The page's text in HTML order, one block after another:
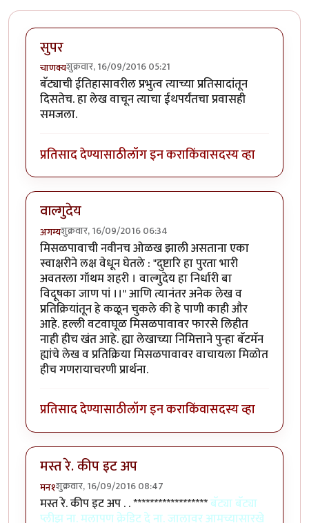
सुपर
चाणक्यशुक्रवार, 16/09/2016 05:21
बॅट्याची ईतिहासावरील प्रभुत्व त्याच्या प्रतिसादांतून
दिसतेच. हा लेख वाचून त्याचा ईथपर्यंतचा प्रवासही
समजला.
प्रतिसाद देण्यासाठीलॉग इन कराकिंवासदस्य व्हा
वाल्गुदेय
अगम्यशुक्रवार, 16/09/2016 06:34
मिसळपावाची नवीनच ओळख झाली असताना एका
स्वाक्षरीने लक्ष वेधून घेतले : "दुष्टारि हा पुरता भारी
अवतरला गॉथम शहरी । वाल्गुदेय हा निर्धारी बा
विदूषका जाण पां ।।" आणि त्यानंतर अनेक लेख व
प्रतिक्रियांतून हे कळून चुकले की हे पाणी काही और
आहे. हल्ली वटवाघूळ मिसळपावावर फारसे लिहीत
नाही हीच खंत आहे. ह्या लेखाच्या निमित्ताने पुन्हा बॅटमॅन
ह्यांचे लेख व प्रतिक्रिया मिसळपावावर वाचायला मिळोत
हीच गणरायाचरणी प्रार्थना.
प्रतिसाद देण्यासाठीलॉग इन कराकिंवासदस्य व्हा
मस्त रे. कीप इट अप
मन१शुक्रवार, 16/09/2016 08:47
मस्त रे. कीप इट अप . . ******************बॅट्या बॅट्या
प्लीझ ना. मलापण क्रेडिट दे ना. जालावर आमच्यासारखे